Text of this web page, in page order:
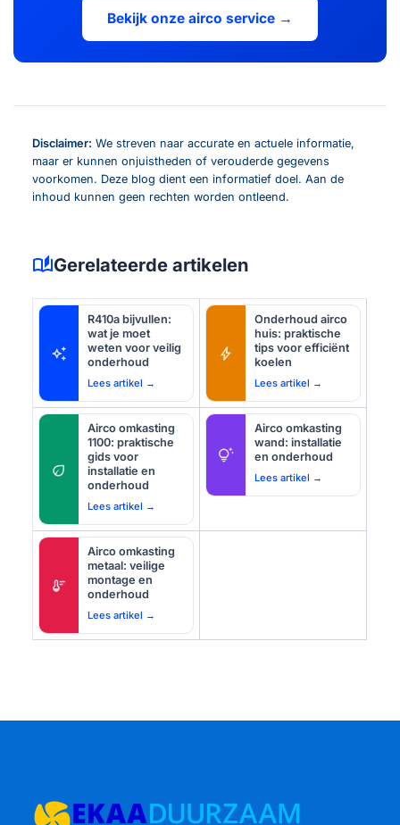
Bekijk onze airco service →
Disclaimer: We streven naar accurate en actuele informatie,
maar er kunnen onjuistheden of verouderde gegevens
voorkomen. Deze blog dient een informatief doel. Aan de
inhoud kunnen geen rechten worden ontleend.
auto_storiesGerelateerde artikelen
auto_awesome
R410a bijvullen:
wat je moet
weten voor veilig
onderhoud
Lees artikel →
bolt
Onderhoud airco
huis: praktische
tips voor efficiënt
koelen
Lees artikel →
eco
Airco omkasting
1100: praktische
gids voor
installatie en
onderhoud
Lees artikel →
tips_and_updates
Airco omkasting
wand: installatie
en onderhoud
Lees artikel →
thermostat
Airco omkasting
metaal: veilige
montage en
onderhoud
Lees artikel →